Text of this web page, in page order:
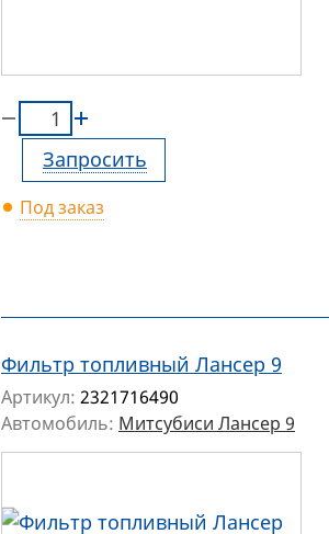
Запросить
Под заказ
Фильтр топливный Лансер 9
Артикул: 2321716490
Автомобиль: Митсубиси Лансер 9